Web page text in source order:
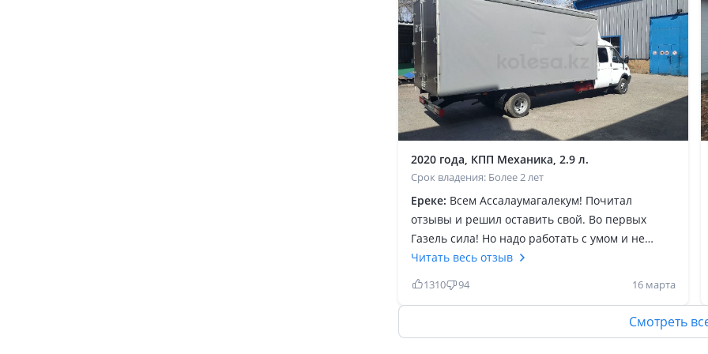
2020 года, КПП Механика, 2.9 л.
Срок владения: Более 2 лет
Ереке: Всем Ассалаумагалекум! Почитал
отзывы и решил оставить свой. Во первых
Газель сила! Но надо работать с умом и не
дишманить. Лет 6 в грузоперевозках. Было
несколько газелей. Трех местки, фермера. По
началу романтика, потом будни газелиста. В
индрайвере и деле клиенты не хотят платить.
Читать весь отзыв
1310 94 16 марта
Смотреть